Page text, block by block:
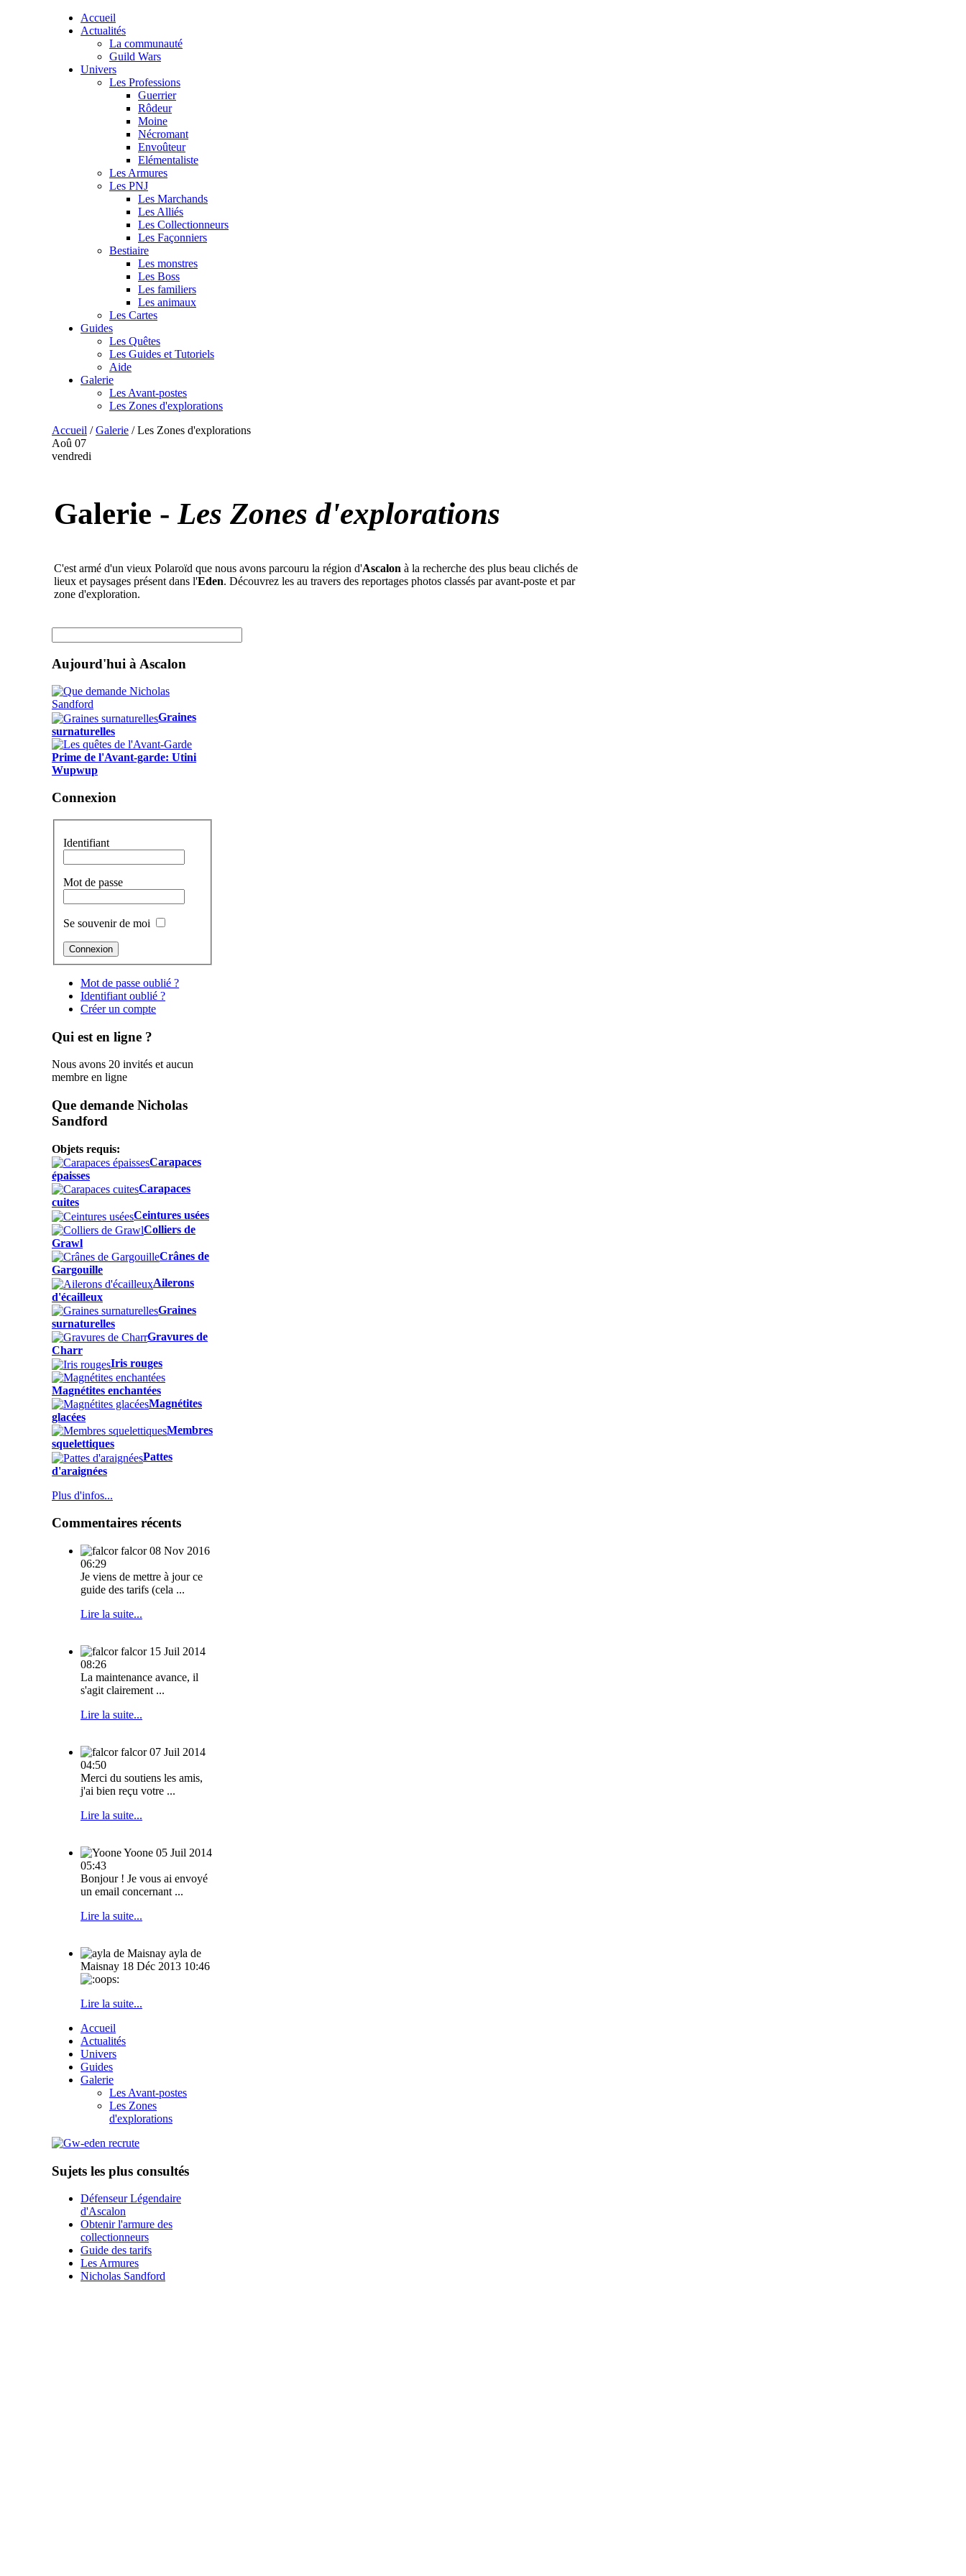
Accueil
Actualités
La communauté
Guild Wars
Univers
Les Professions
Guerrier
Rôdeur
Moine
Nécromant
Envoûteur
Elémentaliste
Les Armures
Les PNJ
Les Marchands
Les Alliés
Les Collectionneurs
Les Façonniers
Bestiaire
Les monstres
Les Boss
Les familiers
Les animaux
Les Cartes
Guides
Les Quêtes
Les Guides et Tutoriels
Aide
Galerie
Les Avant-postes
Les Zones d'explorations
Accueil /Galerie /Les Zones d'explorations
Aoû 07
vendredi
Galerie - Les Zones d'explorations
C'est armé d'un vieux Polaroïd que nous avons parcouru la région d'Ascalon à la recherche des plus beau clichés de
lieux et paysages présent dans l'Eden. Découvrez les au travers des reportages photos classés par avant-poste et par
zone d'exploration.
Aujourd'hui à Ascalon
Graines
surnaturelles
Prime de l'Avant-garde: Utini
Wupwup
Connexion
Identifiant
Mot de passe
Se souvenir de moi
Mot de passe oublié ?
Identifiant oublié ?
Créer un compte
Qui est en ligne ?
Nous avons 20 invités et aucun
membre en ligne
Que demande Nicholas
Sandford
Objets requis:
Carapaces
épaisses
Carapaces
cuites
Ceintures usées
Colliers de
Grawl
Crânes de
Gargouille
Ailerons
d'écailleux
Graines
surnaturelles
Gravures de
Charr
Iris rouges
Magnétites enchantées
Magnétites
glacées
Membres
squelettiques
Pattes
d'araignées
Plus d'infos...
Commentaires récents
falcor 08 Nov 2016
06:29
Je viens de mettre à jour ce
guide des tarifs (cela ...
Lire la suite...
falcor 15 Juil 2014
08:26
La maintenance avance, il
s'agit clairement ...
Lire la suite...
falcor 07 Juil 2014
04:50
Merci du soutiens les amis,
j'ai bien reçu votre ...
Lire la suite...
Yoone 05 Juil 2014
05:43
Bonjour ! Je vous ai envoyé
un email concernant ...
Lire la suite...
ayla de
Maisnay 18 Déc 2013 10:46
Lire la suite...
Accueil
Actualités
Univers
Guides
Galerie
Les Avant-postes
Les Zones
d'explorations
Sujets les plus consultés
Défenseur Légendaire
d'Ascalon
Obtenir l'armure des
collectionneurs
Guide des tarifs
Les Armures
Nicholas Sandford